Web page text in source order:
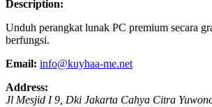
Description:
Unduh perangkat lunak PC premium secara
berfungsi.
Email: info@kuyhaa-me.net
Address:
Jl Mesjid I 9, Dki Jakarta Cahya Citra